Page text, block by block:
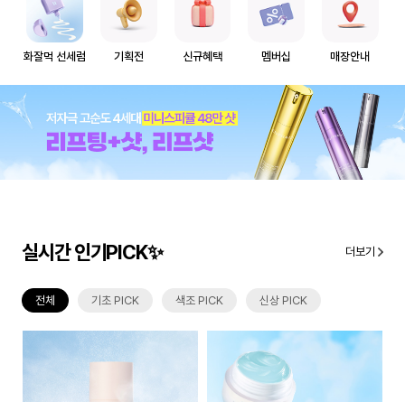
화잘먹 선세럼 기획전 신규혜택 멤버십 매장안내
실시간 인기PICK✨ 더보기
전체 기초 PICK 색조 PICK 신상 PICK